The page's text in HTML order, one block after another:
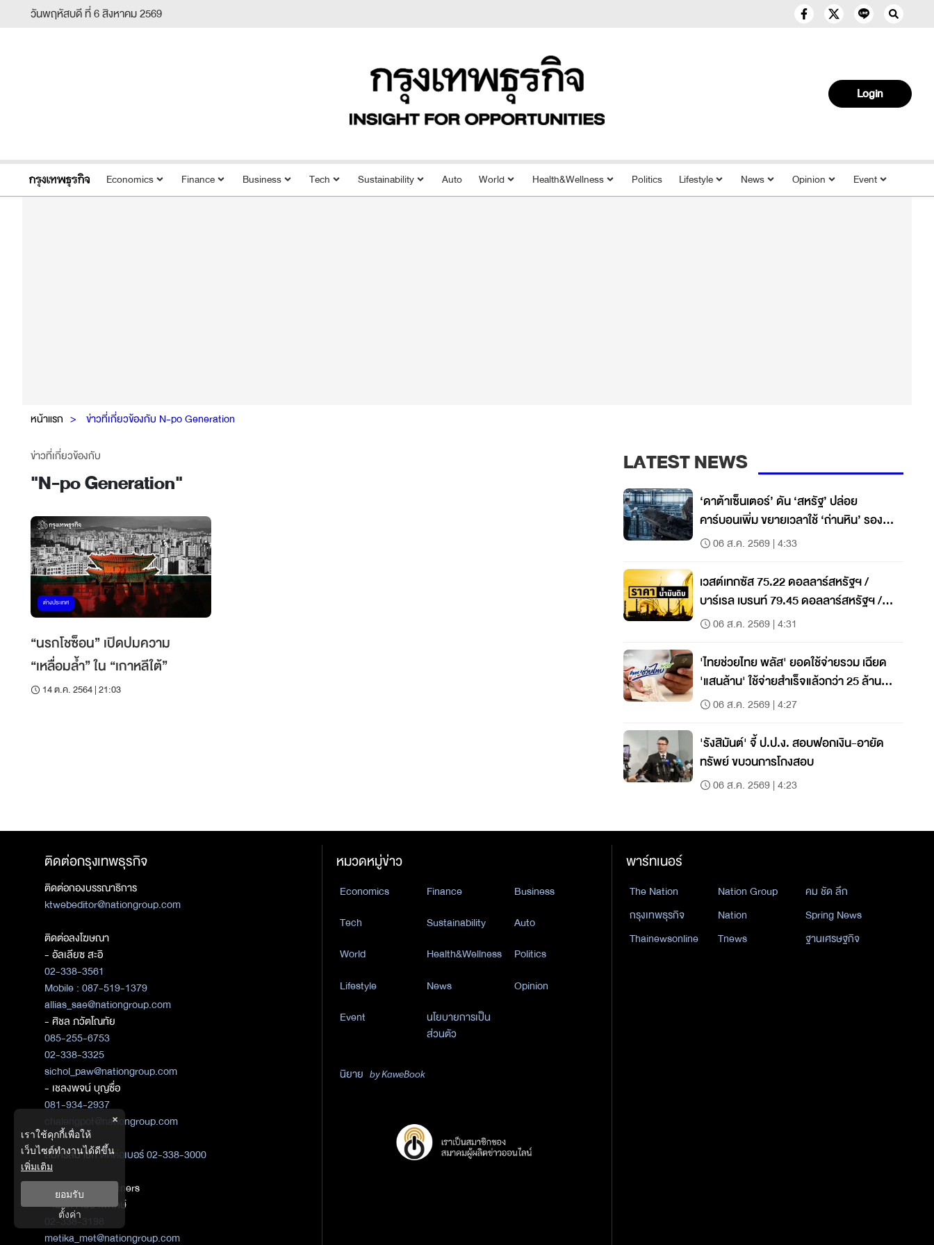
วันพฤหัสบดี ที่ 6 สิงหาคม 2569
Login
Economics Finance Business Tech Sustainability Auto World Health&Wellness Politics Lifestyle News Opinion Event
หน้าแรก ข่าวที่เกี่ยวข้องกับ N-po Generation
ข่าวที่เกี่ยวข้องกับ
"N-po Generation"
ต่างประเทศ
“นรกโชซ็อน” เปิดปมความ
“เหลื่อมล้ำ” ใน “เกาหลีใต้”
14 ต.ค. 2564 | 21:03
LATEST NEWS
‘ดาต้าเซ็นเตอร์’ ดัน ‘สหรัฐ’ ปล่อย
คาร์บอนเพิ่ม ขยายเวลาใช้ ‘ถ่านหิน’ รองรับ
ความต้องการไฟฟ้า
06 ส.ค. 2569 | 4:33
เวสต์เทกซัส 75.22 ดอลลาร์สหรัฐฯ /
บาร์เรล เบรนท์ 79.45 ดอลลาร์สหรัฐฯ /
บาร์เรล
06 ส.ค. 2569 | 4:31
'ไทยช่วยไทย พลัส' ยอดใช้จ่ายรวม เฉียด
'แสนล้าน' ใช้จ่ายสำเร็จแล้วกว่า 25 ล้าน
ราย06 ส.ค. 2569 | 4:27
'รังสิมันต์' จี้ ป.ป.ง. สอบฟอกเงิน-อายัด
ทรัพย์ ขบวนการโกงสอบ
06 ส.ค. 2569 | 4:23
ติดต่อกรุงเทพธุรกิจ
ติดต่อกองบรรณาธิการ
ktwebeditor@nationgroup.com
ติดต่อลงโฆษณา
- อัลเลียซ สะอิ
02-338-3561
Mobile : 087-519-1379
allias_sae@nationgroup.com
- ศิชล ภวัตโณทัย
085-255-6753
02-338-3325
sichol_paw@nationgroup.com
- เชลงพจน์ บุญซื่อ
081-934-2937
chalengpot@nationgroup.com
สมัครสมาชิกติดต่อเบอร์ 02-338-3000
ติดต่อ Media Partners
- เมธิกา เมธาพิทักษ์
02-338-3198
metika_met@nationgroup.com
หมวดหมู่ข่าว
Economics Finance
Business
Tech
Sustainability
Auto
World
Health&Wellness
Politics
Lifestyle
News
Opinion
Event
นโยบายการเป็น
ส่วนตัว
นิยาย by KaweBook
พาร์ทเนอร์
The Nation Nation Group
คม ชัด ลึก
กรุงเทพธุรกิจ
Nation
Spring News
Thainewsonline
Tnews ฐานเศรษฐกิจ
×
เราใช้คุกกี้เพื่อให้
เว็บไซต์ทำงานได้ดีขึ้น
เพิ่มเติม
ยอมรับ
ตั้งค่า